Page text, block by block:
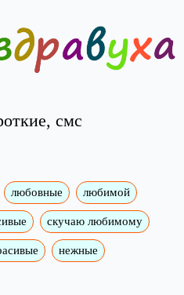
смс
любовные любимой
скучаю любимому
нежные